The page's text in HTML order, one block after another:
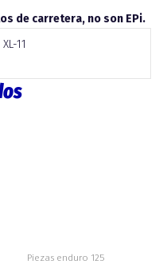
de carretera, no son EPi.
11
Piezas enduro 125